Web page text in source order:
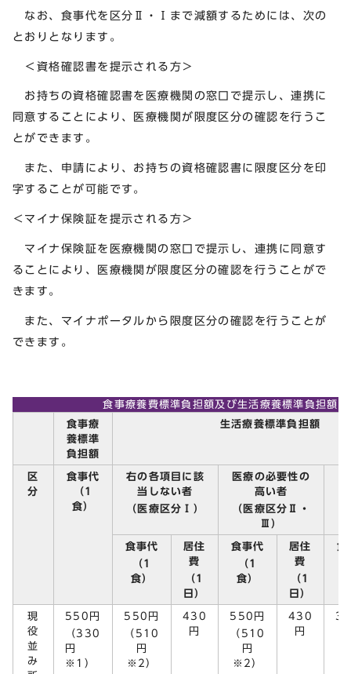
なお、食事代を区分Ⅱ・Ⅰまで減額するためには、次の
とおりとなります。
＜資格確認書を提示される方＞
お持ちの資格確認書を医療機関の窓口で提示し、連携に
同意することにより、医療機関が限度区分の確認を行うこ
とができます。
また、申請により、お持ちの資格確認書に限度区分を印
字することが可能です。
＜マイナ保険証を提示される方＞
マイナ保険証を医療機関の窓口で提示し、連携に同意す
ることにより、医療機関が限度区分の確認を行うことがで
きます。
また、マイナポータルから限度区分の確認を行うことが
できます。
食事療養費標準負担額及び生活療養標準負担額
食事療
養標準
負担額
生活療養標準負担額
区
分
食事代
（1
食）
右の各項目に該
当しない者
（医療区分Ⅰ）
医療の必要性の
高い者
（医療区分Ⅱ・
Ⅲ）
食事代
（1
食）
居住
費
（1
日）
食事代
（1
食）
居住
費
（1
日）
食
現
役
並
み
550円
（330
円
※1）
550円
（510
円
※2）
430
円
550円
（510
円
※2）
430
円